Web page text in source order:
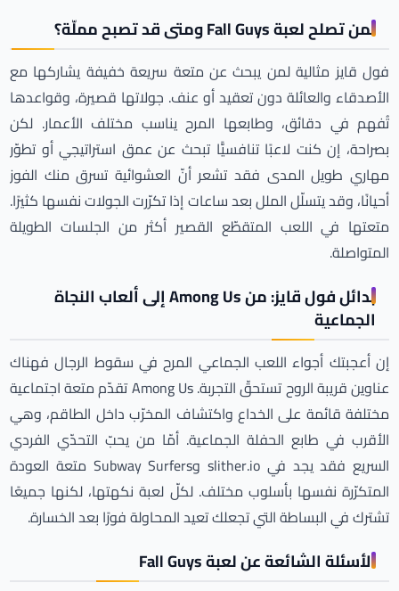
لمن تصلح لعبة Fall Guys ومتى قد تصبح مملّة؟
فول قايز مثالية لمن يبحث عن متعة سريعة خفيفة يشاركها مع
الأصدقاء والعائلة دون تعقيد أو عنف. جولاتها قصيرة، وقواعدها
تُفهم في دقائق، وطابعها المرح يناسب مختلف الأعمار. لكن
بصراحة، إن كنت لاعبًا تنافسيًّا تبحث عن عمق استراتيجي أو تطوّر
مهاري طويل المدى فقد تشعر أنّ العشوائية تسرق منك الفوز
أحيانًا، وقد يتسلّل الملل بعد ساعات إذا تكرّرت الجولات نفسها كثيرًا.
متعتها في اللعب المتقطّع القصير أكثر من الجلسات الطويلة
المتواصلة.
بدائل فول قايز: من Among Us إلى ألعاب النجاة
الجماعية
إن أعجبتك أجواء اللعب الجماعي المرح في سقوط الرجال فهناك
عناوين قريبة الروح تستحقّ التجربة. Among Us تقدّم متعة اجتماعية
مختلفة قائمة على الخداع واكتشاف المخرّب داخل الطاقم، وهي
الأقرب في طابع الحفلة الجماعية. أمّا من يحبّ التحدّي الفردي
السريع فقد يجد في slither.io وSubway Surfers متعة العودة
المتكرّرة نفسها بأسلوب مختلف. لكلّ لعبة نكهتها، لكنها جميعًا
تشترك في البساطة التي تجعلك تعيد المحاولة فورًا بعد الخسارة.
الأسئلة الشائعة عن لعبة Fall Guys